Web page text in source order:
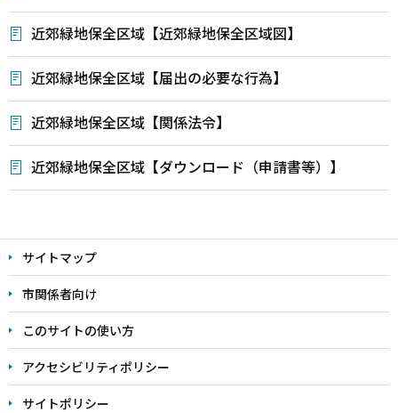
近郊緑地保全区域【近郊緑地保全区域図】
近郊緑地保全区域【届出の必要な行為】
近郊緑地保全区域【関係法令】
近郊緑地保全区域【ダウンロード（申請書等）】
文
こ
こ
ま
で
サイトマップ
市関係者向け
このサイトの使い方
アクセシビリティポリシー
サイトポリシー